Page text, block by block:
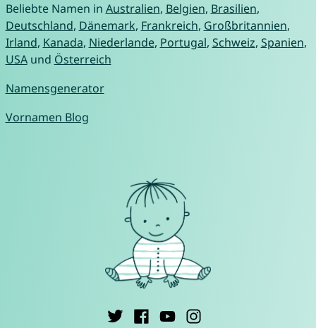
Beliebte Namen in Australien, Belgien, Brasilien,
Deutschland, Dänemark, Frankreich, Großbritannien,
Irland, Kanada, Niederlande, Portugal, Schweiz, Spanien,
USAund Österreich
Namensgenerator
Vornamen Blog